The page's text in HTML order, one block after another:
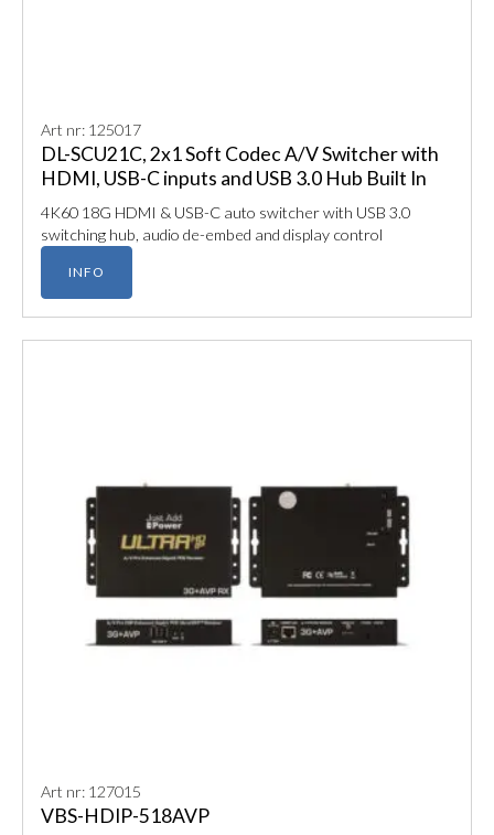
Art nr: 125017
DL-SCU21C, 2x1 Soft Codec A/V Switcher with
HDMI, USB-C inputs and USB 3.0 Hub Built In
4K60 18G HDMI & USB-C auto switcher with USB 3.0
switching hub, audio de-embed and display control
INFO
Art nr: 127015
VBS-HDIP-518AVP